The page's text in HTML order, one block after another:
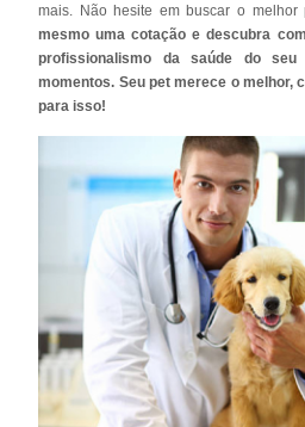
mais. Não hesite em buscar o
mesmo uma cotação e descubra
profissionalismo da saúde do
momentos. Seu pet merece o melhor,
para isso!